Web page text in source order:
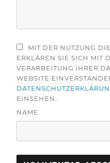
MIT DER NUTZUNG
ERKLÄREN SIE SICH MIT
VERARBEITUNG IHRER
WEBSITE
EINSEHEN.
NAME